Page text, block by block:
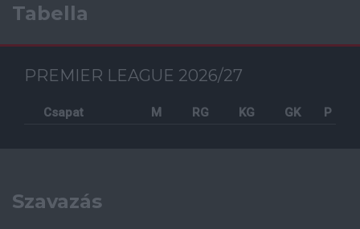
Tabella
PREMIER LEAGUE 2026/27
Csapat M RG KG GK P
Szavazás